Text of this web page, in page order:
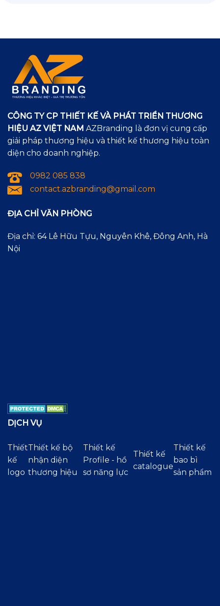
CÔNG TY CP THIẾT KẾ VÀ PHÁT TRIỂN THƯƠNG
HIỆU AZ VIỆT NAM AZBranding là đơn vị cung cấp
giải pháp thương hiệu và thiết kế thương hiệu toàn
diện cho doanh nghiệp.
0982 085 838
contact.azbranding@gmail.com
ĐỊA CHỈ VĂN PHÒNG
Địa chỉ: 64 Lê Hữu Tựu, Nguyên Khê, Đông Anh, Hà
Nội
DỊCH VỤ
Thiết
kế
logo
Thiết kế bộ
nhận diện
thương hiệu
Thiết kế
Profile - hồ
sơ năng lực
Thiết kế
catalogue
Thiết kế
bao bì
sản phẩm